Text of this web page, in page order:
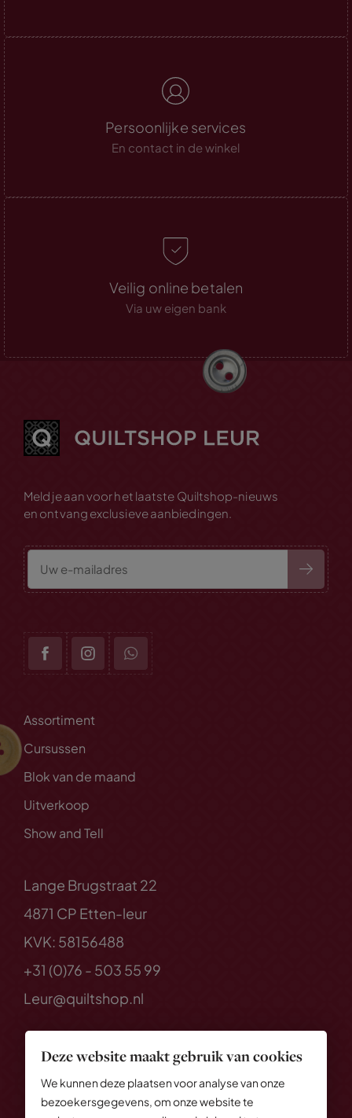
Deze website maakt gebruik van cookies
We kunnen deze plaatsen voor analyse van onze
bezoekersgegevens, om onze website te
Persoonlijke services
En contact in de winkel
Veilig online betalen
Via uw eigen bank
Meld je aan voor het laatste Quiltshop-nieuws
en ontvang exclusieve aanbiedingen.
Assortiment
Cursussen
Blok van de maand
Uitverkoop
Show and Tell
Lange Brugstraat 22
4871 CP Etten-leur
KVK: 58156488
+31 (0)76 - 503 55 99
Leur@quiltshop.nl